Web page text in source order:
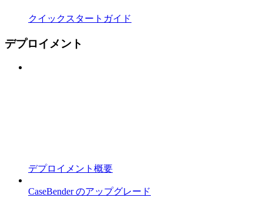
クイックスタートガイド
デプロイメント
デプロイメント概要
CaseBender のアップグレード